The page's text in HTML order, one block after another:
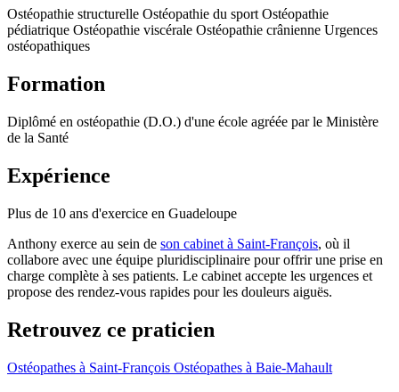
Ostéopathie structurelle Ostéopathie du sportOstéopathie
pédiatrique Ostéopathie viscérale Ostéopathie crânienne Urgences
ostéopathiques
Formation
Diplômé en ostéopathie (D.O.) d'une école agréée par le Ministère
de la Santé
Expérience
Plus de 10 ans d'exercice en Guadeloupe
Anthony exerce au sein de son cabinet à Saint-François, où il
collabore avec une équipe pluridisciplinaire pour offrir une prise en
charge complète à ses patients. Le cabinet accepte les urgences et
propose des rendez-vous rapides pour les douleurs aiguës.
Retrouvez ce praticien
Ostéopathes à Saint-François Ostéopathes à Baie-Mahault